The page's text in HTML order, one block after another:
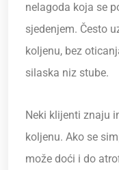
nelagoda koja se
sjedenjem. Često
koljenu, bez
silaska niz stube.
Neki klijenti znaju
koljenu. Ako se
može doći i do